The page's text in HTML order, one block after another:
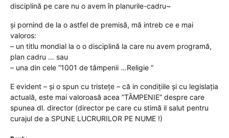
disciplină pe care nu o avem în planurile-cadru~
și pornind de la o astfel de premisă, mă intreb ce e mai
valoros:
– un titlu mondial la o o disciplină la care nu avem programă,
plan cadru … sau
– una din cele ”1001 de tâmpenii …Religie ”
E evident – și o spun cu tristețe – că in condițiile și cu legislația
actuală, este mai valoroasă acea ”TÂMPENIE” despre care
spunea dl. director (director pe care cu stimă il salut pentru
curajul de a SPUNE LUCRURILOR PE NUME !)